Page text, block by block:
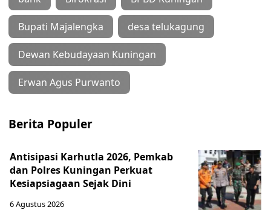
Bupati Majalengka desa telukagung
Dewan Kebudayaan Kuningan
Erwan Agus Purwanto
Berita Populer
Antisipasi Karhutla 2026, Pemkab
dan Polres Kuningan Perkuat
Kesiapsiagaan Sejak Dini
6 Agustus 2026